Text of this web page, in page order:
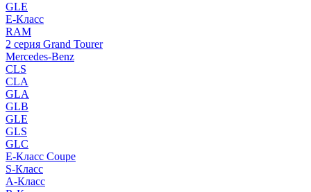
GLE
E-Класс
RAM
2 серия Grand Tourer
Mercedes-Benz
CLS
CLA
GLA
GLB
GLE
GLS
GLC
E-Класс Coupe
S-Класс
A-Класс